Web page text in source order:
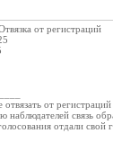
от регистраций
от регистраций
связь
отдали